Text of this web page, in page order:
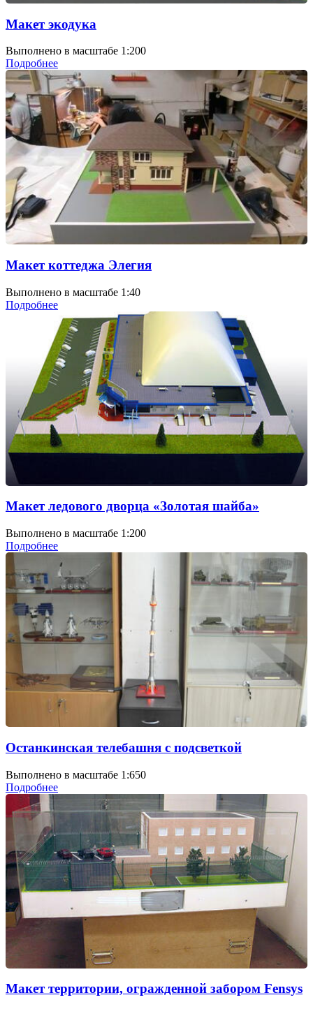
Макет экодука
Выполнено в масштабе 1:200
Подробнее
Макет коттеджа Элегия
Выполнено в масштабе 1:40
Подробнее
Макет ледового дворца «Золотая шайба»
Выполнено в масштабе 1:200
Подробнее
Останкинская телебашня с подсветкой
Выполнено в масштабе 1:650
Подробнее
Макет территории, огражденной забором Fensys